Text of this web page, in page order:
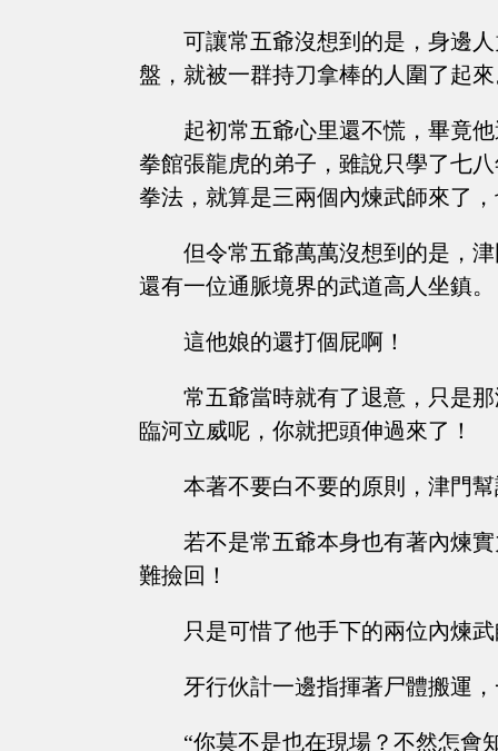
可讓常五爺沒想到的是，身邊
盤，就被一群持刀拿棒的人圍了起
起初常五爺心里還不慌，畢竟
拳館張龍虎的弟子，雖說只學了七
拳法，就算是三兩個內煉武師來了
但令常五爺萬萬沒想到的是，
還有一位通脈境界的武道高人坐鎮。
這他娘的還打個屁啊！
常五爺當時就有了退意，只是
臨河立威呢，你就把頭伸過來了！
本著不要白不要的原則，津門
若不是常五爺本身也有著內煉
難撿回！
只是可惜了他手下的兩位內煉
牙行伙計一邊指揮著尸體搬運
“你莫不是也在現場？不然怎會